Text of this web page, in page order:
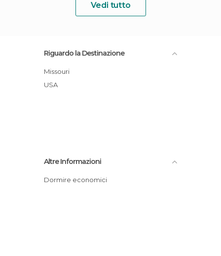
Vedi tutto
Riguardo la Destinazione
Missouri
USA
Altre Informazioni
Dormire economici